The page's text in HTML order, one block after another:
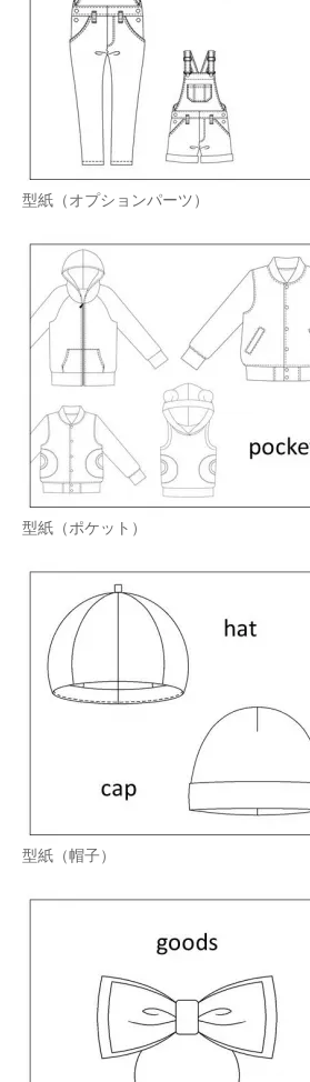
型紙（オプションパーツ）
型紙（ポケット）
型紙（帽子）